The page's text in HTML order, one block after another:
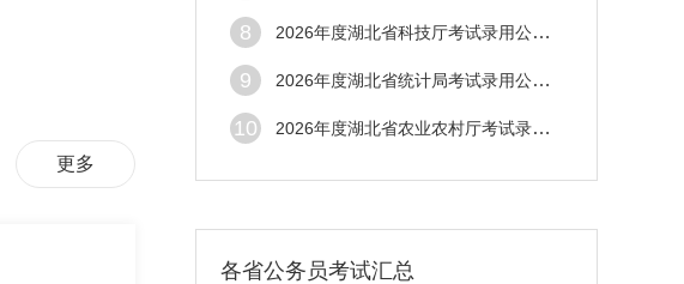
更多
8 2026年度湖北省科技厅考试录用公务员综合成
9 2026年度湖北省统计局考试录用公务员综合成
10 2026年度湖北省农业农村厅考试录用公务员综
各省公务员考试汇总